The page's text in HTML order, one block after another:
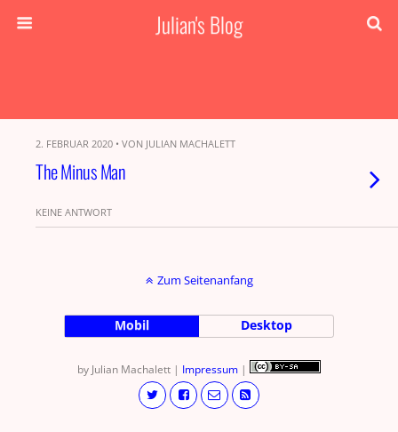
Julian's Blog
2. FEBRUAR 2020 • VON JULIAN MACHALETT
The Minus Man
KEINE ANTWORT
Zum Seitenanfang
Mobil Desktop
by Julian Machalett | Impressum |